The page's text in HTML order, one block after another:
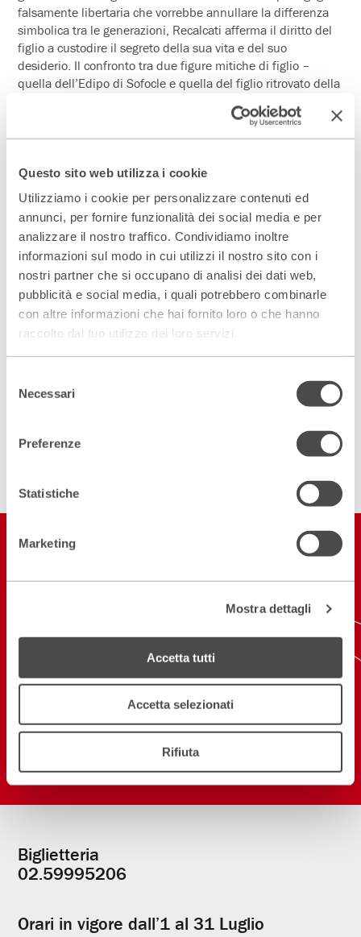
Questo sito web utilizza i cookie
Utilizziamo i cookie per personalizzare contenuti ed
annunci, per fornire funzionalità dei social media e per
analizzare il nostro traffico. Condividiamo inoltre
informazioni sul modo in cui utilizzi il nostro sito con i
nostri partner che si occupano di analisi dei dati web,
pubblicità e social media, i quali potrebbero combinarle
con altre informazioni che hai fornito loro o che hanno
raccolto dal tuo utilizzo dei loro servizi.
delNecessari
Preferenze
Statistiche
Marketing
Mostra dettagli
Accetta tutti
Accetta selezionati
Rifiuta
falsamente libertaria che vorrebbe annullare la differenza
simbolica tra le generazioni, Recalcati afferma il diritto del
figlio a custodire il segreto della sua vita e del suo
desiderio. Il confronto tra due figure mitiche di figlio –
quella dell’Edipo di Sofocle e quella del figlio ritrovato della
Amleto – offre una prospettiva particolare attraverso la
quale osservare il segreto del figlio.
“Nel tempo in cui tramonta la Legge che punisce e castiga
inesorabilmente, il compito primo – il più alto e il più
difficile – dei genitori è quello di avere fede nel segreto
incomprensibile del figlio e nel suo splendore.”
Scopri gli spazi del Parenti
ACCEDI AL VIRTUAL TOUR
DIVENTA PARTNER
ISCRIVITI ALLA NEWSLETTER
Restiamo in
contatto
Seguici sui social
Informazioni
utili
Biglietteria
02.59995206
Orari in vigore dall’1 al 31 Luglio